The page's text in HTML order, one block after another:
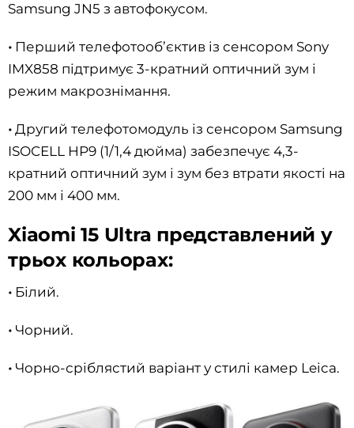
Samsung JN5 з автофокусом.
• Перший телефотооб’єктив із сенсором Sony
IMX858 підтримує 3-кратний оптичний зум і
режим макрознімання.
• Другий телефотомодуль із сенсором Samsung
ISOCELL HP9 (1/1,4 дюйма) забезпечує 4,3-
кратний оптичний зум і зум без втрати якості на
200 мм і 400 мм.
Xiaomi 15 Ultra представлений у
трьох кольорах:
• Білий.
• Чорний.
• Чорно-сріблястий варіант у стилі камер Leica.